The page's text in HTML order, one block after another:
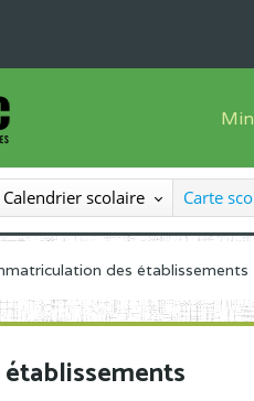
Le
Le
Calendrier scolaire Carte
des établissements